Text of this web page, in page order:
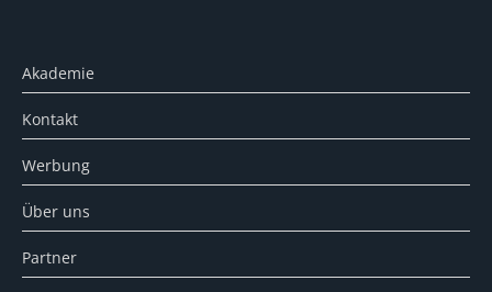
Akademie
Kontakt
Werbung
Über uns
Partner